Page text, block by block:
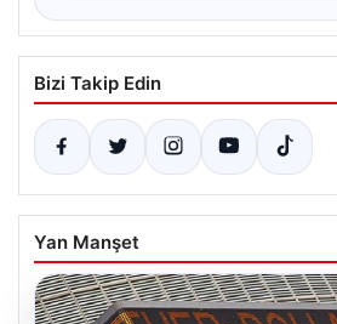
Bizi Takip Edin
Yan Manşet